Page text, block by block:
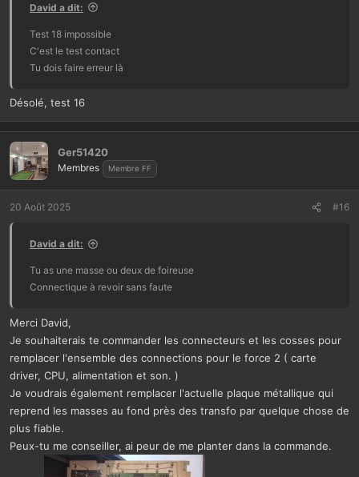
David a dit:
Test 18 impossible
C'est le test contact
Tu dois faire erreur là
Désolé, test 16
Ger51420
Membres Membre FF
20 Août 2025 #16
David a dit:
Tu as une masse ou deux de foireuse
Connectique à revoir sans faute
Merci David,
Je souhaiterais te commander les connecteurs et les cosses pour
remplacer l'ensemble des connections pour le force 2 ( carte
driver, CPU, alimentation et son. )
Je voudrais également remplacer l'actuelle plaque métallique qui
reprend les masses au fond près des transfo par quelque chose de
plus fiable.
Peux-tu me conseiller, ai peur de me planter dans la commande.